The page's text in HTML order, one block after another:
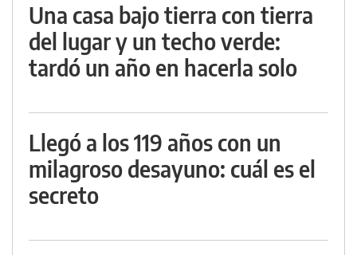
Una casa bajo tierra con tierra
del lugar y un techo verde:
tardó un año en hacerla solo
Llegó a los 119 años con un
milagroso desayuno: cuál es el
secreto